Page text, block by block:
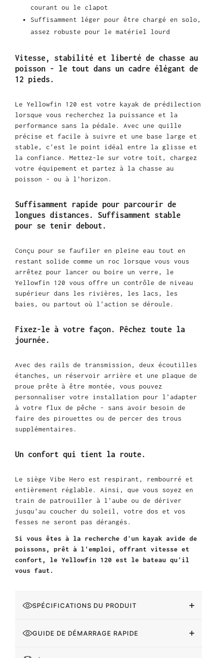
courant ou le clapot
Suffisamment léger pour être chargé en solo,
assez robuste pour le matériel lourd
Vitesse, stabilité et liberté de chasse au
poisson - le tout dans un cadre élégant de
12 pieds.
Le Yellowfin 120 est votre kayak de prédilection
lorsque vous recherchez la puissance et la
performance sans la pédale. Avec une quille
précise et facile à suivre et une base large et
stable, c'est le point idéal entre la glisse et
la confiance. Mettez-le sur votre toit, chargez
votre équipement et partez à la chasse au
poisson - ou à l'horizon.
Suffisamment rapide pour parcourir de
longues distances. Suffisamment stable
pour se tenir debout.
Conçu pour se faufiler en pleine eau tout en
restant solide comme un roc lorsque vous vous
arrêtez pour lancer ou boire un verre, le
Yellowfin 120 vous offre un contrôle de niveau
supérieur dans les rivières, les lacs, les
baies, ou partout où l'action se déroule.
Fixez-le à votre façon. Pêchez toute la
journée.
Avec des rails de transmission, deux écoutilles
étanches, un réservoir arrière et une plaque de
proue prête à être montée, vous pouvez
personnaliser votre installation pour l'adapter
à votre flux de pêche - sans avoir besoin de
faire des pirouettes ou de percer des trous
supplémentaires.
Un confort qui tient la route.
Le siège Vibe Hero est respirant, rembourré et
entièrement réglable. Ainsi, que vous soyez en
train de patrouiller à l'aube ou de dériver
jusqu'au coucher du soleil, votre dos et vos
fesses ne seront pas dérangés.
Si vous êtes à la recherche d'un kayak avide de
poissons, prêt à l'emploi, offrant vitesse et
confort, le Yellowfin 120 est le bateau qu'il
vous faut.
SPÉCIFICATIONS DU PRODUIT
GUIDE DE DÉMARRAGE RAPIDE